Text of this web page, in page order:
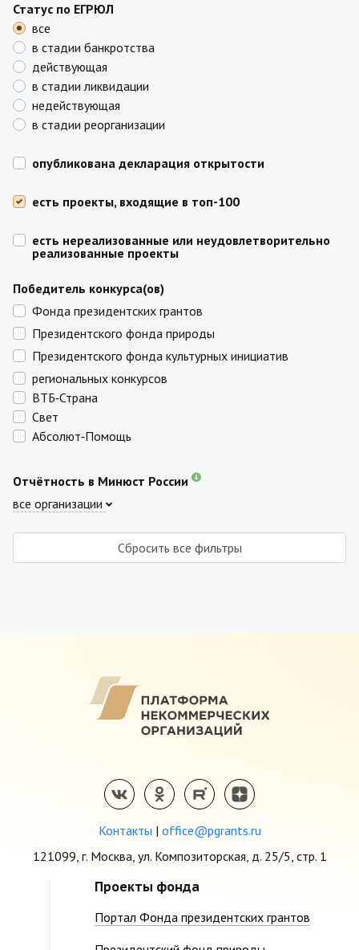
Статус по ЕГРЮЛ
все
в стадии банкротства
действующая
в стадии ликвидации
недействующая
в стадии реорганизации
опубликована декларация открытости
есть проекты, входящие в топ-100
есть нереализованные или неудовлетворительно
реализованные проекты
Победитель конкурса(ов)
Фонда президентских грантов
Президентского фонда природы
Президентского фонда культурных инициатив
региональных конкурсов
ВТБ‑Страна
Свет
Абсолют‑Помощь
Отчётность в Минюст России
все организации
Сбросить все фильтры
Контакты | office@pgrants.ru
121099, г. Москва, ул. Композиторская, д. 25/5, стр. 1
Проекты фонда
Портал Фонда президентских грантов